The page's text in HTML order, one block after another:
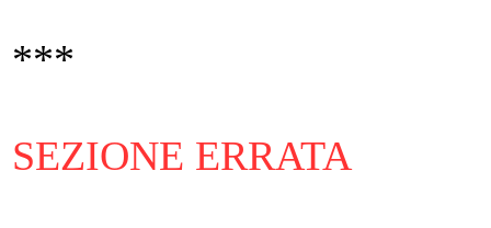
***
SEZIONE ERRATA